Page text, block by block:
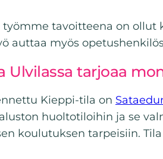
työmme tavoitteena on
auttaa myös
Ulvilassa tarjoaa
Kieppi-tila on
huoltotiloihin ja se
koulutuksen tarpeisiin.